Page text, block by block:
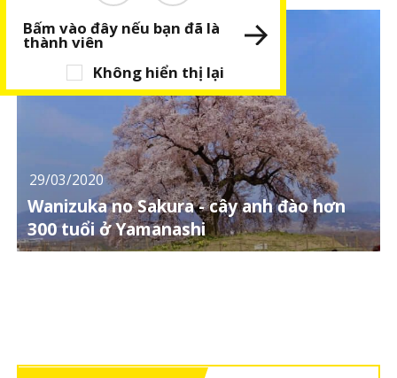
29/03/2020
Wanizuka no Sakura - cây anh đào hơn
300 tuổi ở Yamanashi
Không hiển thị lại
Bấm vào đây nếu bạn đã là
thành viên